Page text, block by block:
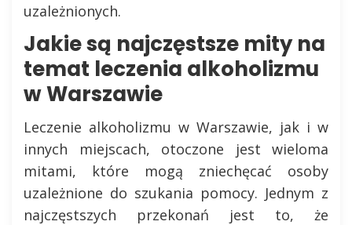
uzależnionych.
Jakie są najczęstsze mity na
temat leczenia alkoholizmu
w Warszawie
Leczenie alkoholizmu w Warszawie, jak i w
innych miejscach, otoczone jest wieloma
mitami, które mogą zniechęcać osoby
uzależnione do szukania pomocy. Jednym z
najczęstszych przekonań jest to, że